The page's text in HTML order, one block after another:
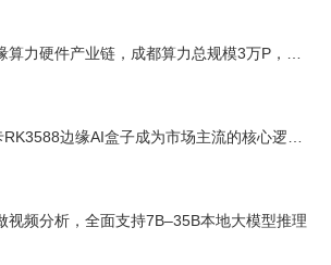
算力硬件产业链，成都算力总规模3万P，AI
边缘AI盒子成为市场主流的核心逻辑
视频分析，全面支持7B–35B本地大模型推理